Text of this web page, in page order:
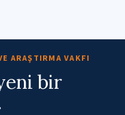
ARAŞTIRMA VAKFI
bir